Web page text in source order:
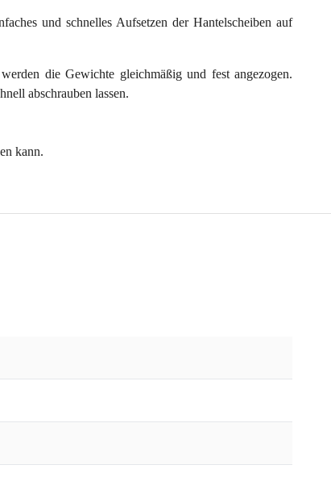
und schnelles Aufsetzen der Hantelscheiben auf
die Gewichte gleichmäßig und fest angezogen.
abschrauben lassen.
kann.